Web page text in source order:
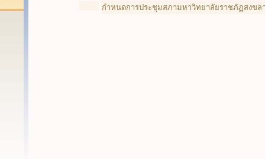
กำหนดการประชุมสภามหาวิทยาลัยราชภัฏสงขลา